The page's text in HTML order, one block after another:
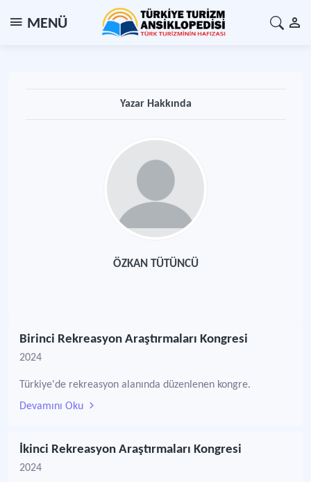
MENÜ
Yazar Hakkında
ÖZKAN TÜTÜNCÜ
Birinci Rekreasyon Araştırmaları Kongresi
2024
Türkiye'de rekreasyon alanında düzenlenen kongre.
Devamını Oku
İkinci Rekreasyon Araştırmaları Kongresi
2024